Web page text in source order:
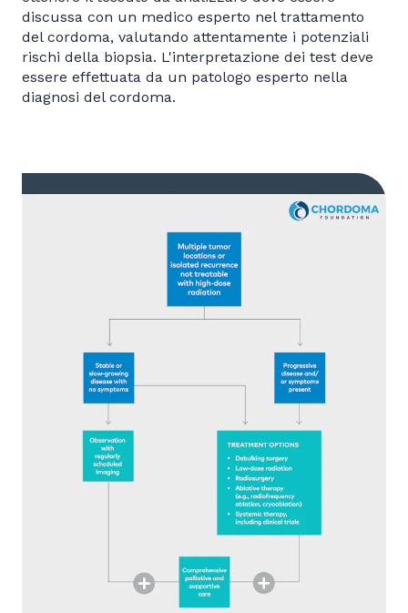
discussa con un medico esperto nel trattamento
del cordoma, valutando attentamente i potenziali
rischi della biopsia. L'interpretazione dei test deve
essere effettuata da un patologo esperto nella
diagnosi del cordoma.